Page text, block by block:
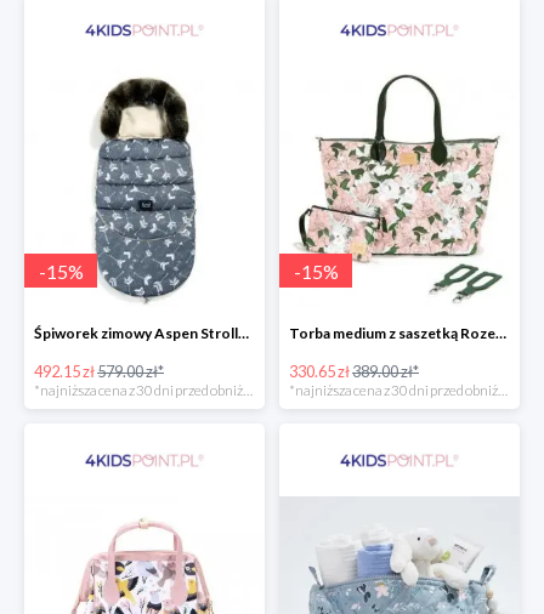
-15%
Śpiworek zimowy Aspen Stroller Bag Combo Boho Royal Arrows Dark & Rafaello La Millou -15%
492.15 zł579.00 zł*
*najniższa cena z 30 dni przed obniżką
-15%
Torba medium z saszetką Rozenek Lady Peony Premium Zip La Millou -15%
330.65 zł389.00 zł*
*najniższa cena z 30 dni przed obniżką